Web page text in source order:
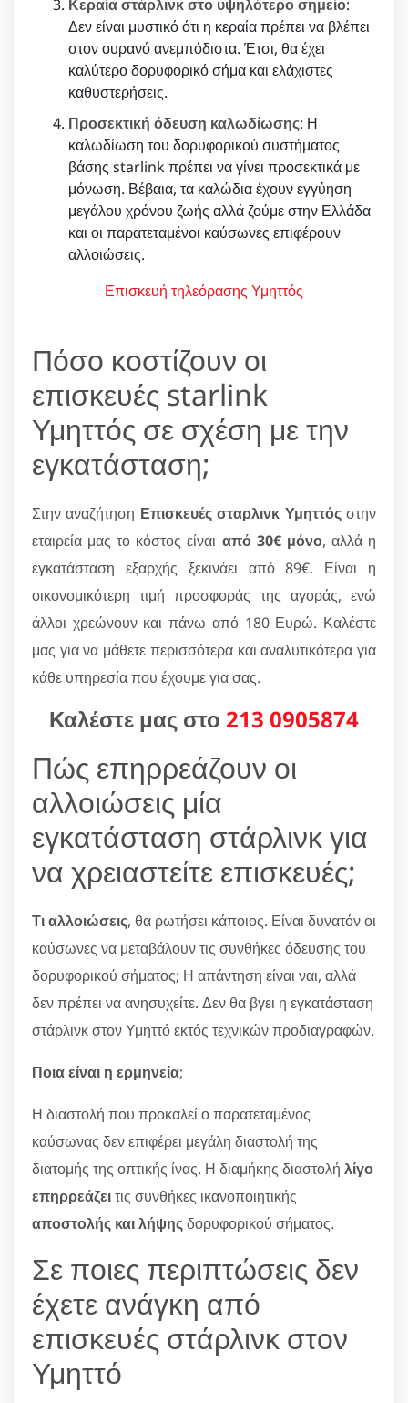
Κεραία στάρλινκ στο υψηλότερο σημείο:
Δεν είναι μυστικό ότι η κεραία πρέπει να βλέπει
στον ουρανό ανεμπόδιστα. Έτσι, θα έχει
καλύτερο δορυφορικό σήμα και ελάχιστες
καθυστερήσεις.
Προσεκτική όδευση καλωδίωσης: Η
καλωδίωση του δορυφορικού συστήματος
βάσης starlink πρέπει να γίνει προσεκτικά με
μόνωση. Βέβαια, τα καλώδια έχουν εγγύηση
μεγάλου χρόνου ζωής αλλά ζούμε στην Ελλάδα
και οι παρατεταμένοι καύσωνες επιφέρουν
αλλοιώσεις.
Επισκευή τηλεόρασης Υμηττός
Πόσο κοστίζουν οι
επισκευές starlink
Υμηττός σε σχέση με την
εγκατάσταση;
Στην αναζήτηση Επισκευές σταρλινκ Υμηττόςστην
εταιρεία μας το κόστος είναι από 30€ μόνο, αλλά η
εγκατάσταση εξαρχής ξεκινάει από 89€. Είναι η
οικονομικότερη τιμή προσφοράς της αγοράς, ενώ
άλλοι χρεώνουν και πάνω από 180 Ευρώ. Καλέστε
μας για να μάθετε περισσότερα και αναλυτικότερα για
κάθε υπηρεσία που έχουμε για σας.
Καλέστε μας στο 213 0905874
Πώς επηρρεάζουν οι
αλλοιώσεις μία
εγκατάσταση στάρλινκ για
να χρειαστείτε επισκευές;
Τι αλλοιώσεις, θα ρωτήσει κάποιος. Είναι δυνατόν οι
καύσωνες να μεταβάλουν τις συνθήκες όδευσης του
δορυφορικού σήματος; Η απάντηση είναι ναι, αλλά
δεν πρέπει να ανησυχείτε. Δεν θα βγει η εγκατάσταση
στάρλινκ στον Υμηττό εκτός τεχνικών προδιαγραφών.
Ποια είναι η ερμηνεία;
Η διαστολή που προκαλεί ο παρατεταμένος
καύσωνας δεν επιφέρει μεγάλη διαστολή της
διατομής της οπτικής ίνας. Η διαμήκης διαστολή λίγο
επηρρεάζειτις συνθήκες ικανοποιητικής
αποστολής και λήψηςδορυφορικού σήματος.
Σε ποιες περιπτώσεις δεν
έχετε ανάγκη από
επισκευές στάρλινκ στον
Υμηττό